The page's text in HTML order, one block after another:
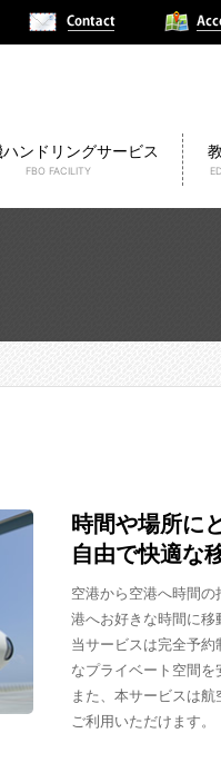
ンドリングサービス
FBO FACILITY
時間や場所に
自由で快適な
空港から空港へ時間
港へお好きな時間に
当サービスは完全予
なプライベート空間
また、本サービスは
ご利用いただけます。